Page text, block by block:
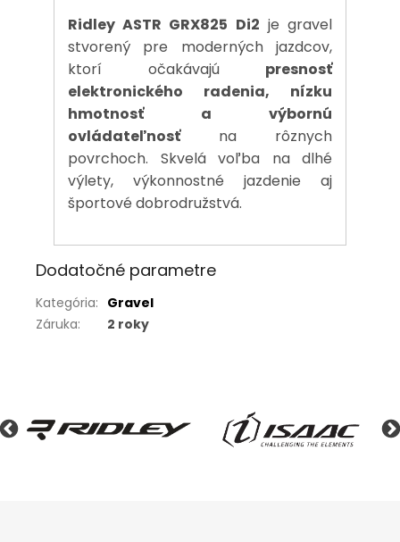
Ridley ASTR GRX825 Di2 je gravel
stvorený pre moderných jazdcov,
ktorí očakávajú presnosť
elektronického radenia, nízku
hmotnosť a výbornú
ovládateľnosťna rôznych
povrchoch. Skvelá voľba na dlhé
výlety, výkonnostné jazdenie aj
športové dobrodružstvá.
Dodatočné parametre
Kategória: Gravel
Záruka: 2 roky